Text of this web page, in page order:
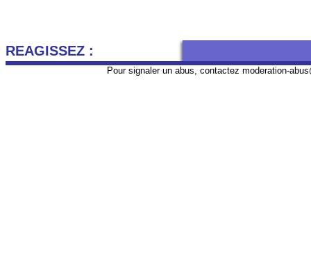
REAGISSEZ :
Pour signaler un abus, contactez moderation-